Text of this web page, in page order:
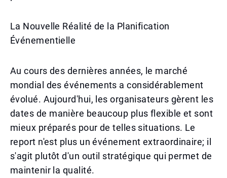
La Nouvelle Réalité de la Planification
Événementielle
Au cours des dernières années, le marché
mondial des événements a considérablement
évolué. Aujourd'hui, les organisateurs gèrent les
dates de manière beaucoup plus flexible et sont
mieux préparés pour de telles situations. Le
report n'est plus un événement extraordinaire; il
s'agit plutôt d'un outil stratégique qui permet de
maintenir la qualité.